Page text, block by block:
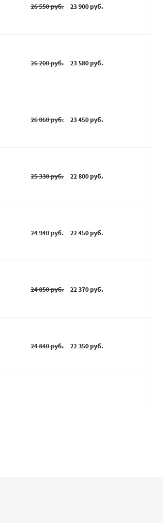
26 550 руб. 23 900 руб.
26 200 руб. 23 580 руб.
26 060 руб. 23 450 руб.
25 330 руб. 22 800 руб.
24 940 руб. 22 450 руб.
24 850 руб. 22 370 руб.
24 840 руб. 22 350 руб.